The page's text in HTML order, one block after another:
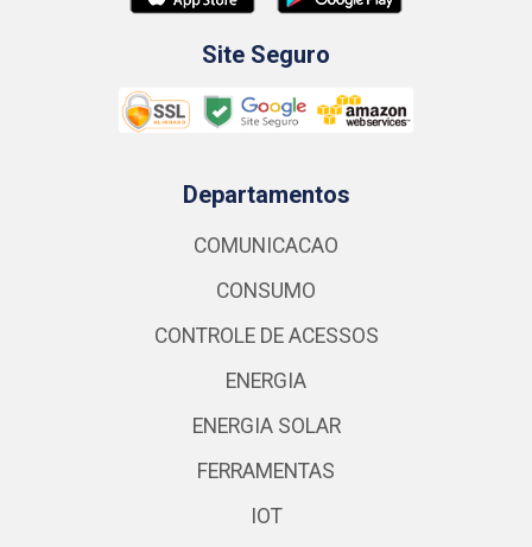
Site Seguro
Departamentos
COMUNICACAO
CONSUMO
CONTROLE DE ACESSOS
ENERGIA
ENERGIA SOLAR
FERRAMENTAS
IOT